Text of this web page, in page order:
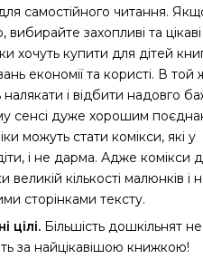
самостійного читання.
захопливі та цікаві
хочуть купити для дітей
економії та користі. В той
і відбити надовго
сенсі дуже хорошим
можуть стати комікси, які у
і не дарма. Адже комікси
кількості малюнків і
сторінками тексту.
цілі. Більшість дошкільнят не
за найцікавішою книжкою!